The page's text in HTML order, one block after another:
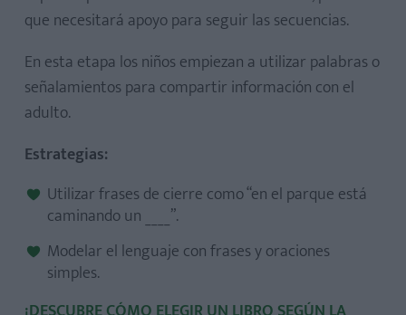
que necesitará apoyo para seguir las secuencias.
En esta etapa los niños empiezan a utilizar palabras o
señalamientos para compartir información con el
adulto.
Estrategias:
Utilizar frases de cierre como “en el parque está
caminando un ____”.
Modelar el lenguaje con frases y oraciones
simples.